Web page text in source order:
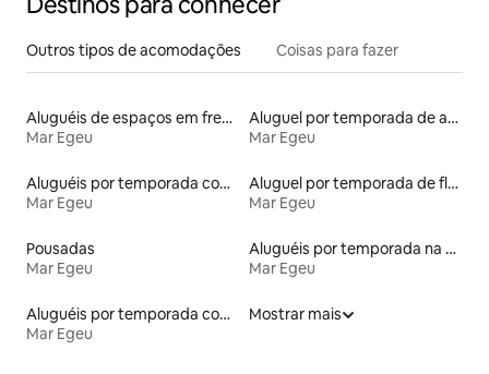
Outros tipos de acomodações Coisas para fazer
Aluguéis de espaços em frente à praia
Mar Egeu
Aluguel por temporada de apart-hotéis
Mar Egeu
Aluguéis por temporada com banheira de hidromassagem
Mar Egeu
Aluguel por temporada de flats
Mar Egeu
Pousadas
Mar Egeu
Aluguéis por temporada na orla
Mar Egeu
Aluguéis por temporada com acesso à praia
Mar Egeu
Mostrar mais